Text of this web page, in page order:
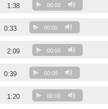
1:38 00:00
0:33 00:00
2:09 00:00
0:39 00:00
1:20 00:00